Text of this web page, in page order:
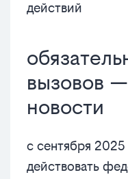
действий
вызовов
новости
с сентября
действовать